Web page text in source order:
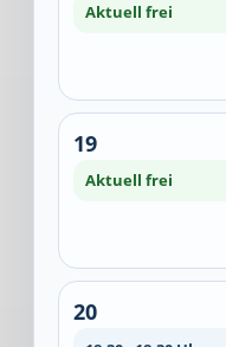
Aktuell frei
19
Aktuell frei
20